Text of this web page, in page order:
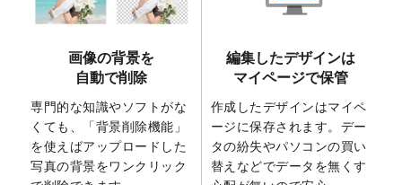
た。
を追加しました。
マスキングテープのデザインテンプレート
を追加しました。
2025/1/15
配置できるデータ形式が増えました。
（pdf、psd、eps、tifに対応）
2024/12/24
2025年版4月始まりのカレンダーデザイン
画像の背景を
自動で削除
専門的な知識やソフトがな
くても、「背景削除機能」
を使えばアップロードした
写真の背景をワンクリック
編集したデザインは
マイページで保管
作成したデザインはマイペ
ージに保存されます。デー
タの紛失やパソコンの買い
替えなどでデータを無くす